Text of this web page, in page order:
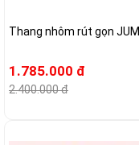
Thang nhôm rút gọn
1.785.000 đ
2.400.000 đ